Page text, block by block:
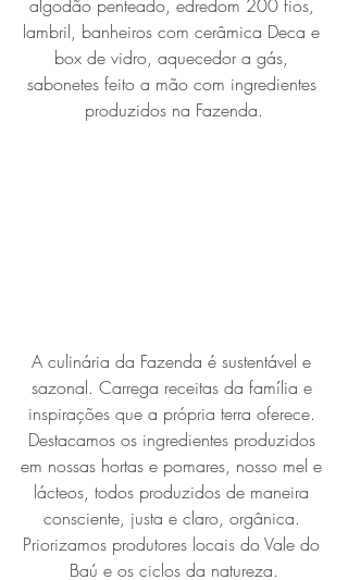
algodão penteado, edredom 200 fios,
lambril, banheiros com cerâmica Deca e
box de vidro, aquecedor a gás,
sabonetes feito a mão com ingredientes
produzidos na Fazenda.
A culinária da Fazenda é sustentável e
sazonal. Carrega receitas da família e
inspirações que a própria terra oferece.
Destacamos os ingredientes produzidos
em nossas hortas e pomares, nosso mel e
lácteos, todos produzidos de maneira
consciente, justa e claro, orgânica.
Priorizamos produtores locais do Vale do
Baú e os ciclos da natureza.